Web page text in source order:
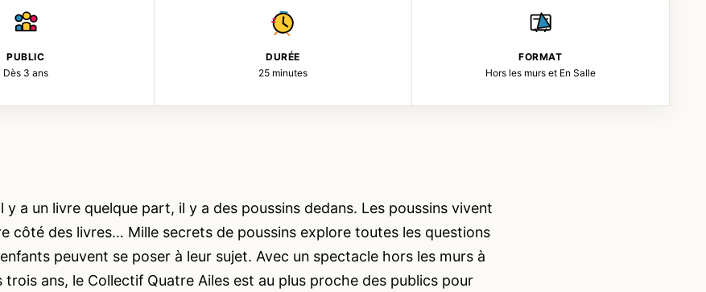
PUBLIC
Dès 3 ans
DURÉE
25 minutes
FORMAT
Hors les murs et En Salle
y a un livre quelque part, il y a des poussins dedans. Les poussins vivent
côté des livres… Mille secrets de poussins explore toutes les questions
peuvent se poser à leur sujet. Avec un spectacle hors les murs à
trois ans, le Collectif Quatre Ailes est au plus proche des publics pour